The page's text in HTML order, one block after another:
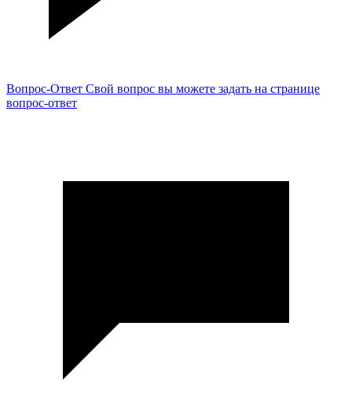
Вопрос-Ответ Свой вопрос вы можете задать на странице
вопрос-ответ